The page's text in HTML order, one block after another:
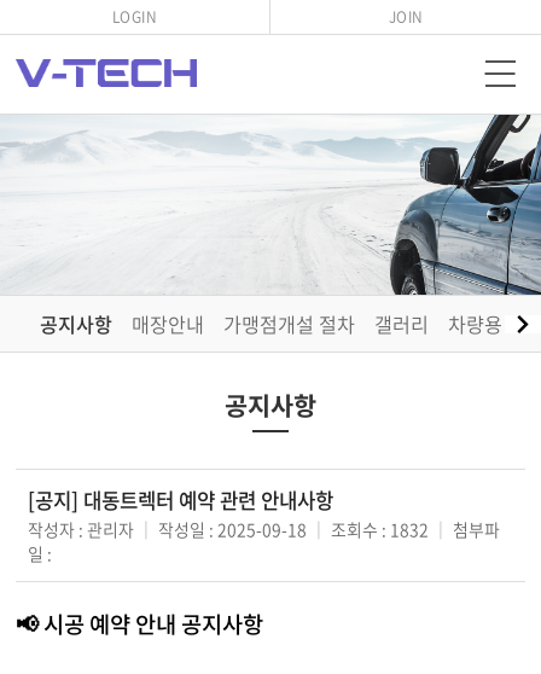
LOGIN JOIN
공지사항 매장안내 가맹점개설 절차 갤러리 차량용 소
공지사항
[공지] 대동트렉터 예약 관련 안내사항
작성자 : 관리자 작성일 : 2025-09-18 조회수 : 1832
첨부파
일 :
📢 시공 예약 안내 공지사항